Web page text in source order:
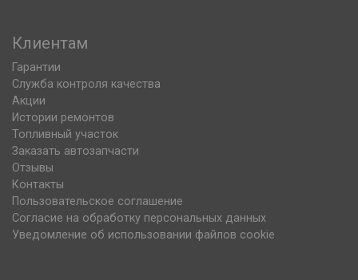
Клиентам
Гарантии
Служба контроля качества
Акции
Истории ремонтов
Топливный участок
Заказать автозапчасти
Отзывы
Контакты
Пользовательское соглашение
Согласие на обработку персональных данных
Уведомление об использовании файлов cookie